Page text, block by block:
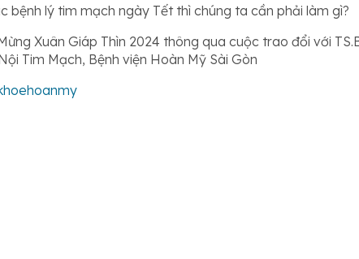
lý tim mạch ngày Tết thì chúng ta cần phải làm gì?
Xuân Giáp Thìn 2024 thông qua cuộc trao đổi với
Tim Mạch, Bệnh viện Hoàn Mỹ Sài Gòn